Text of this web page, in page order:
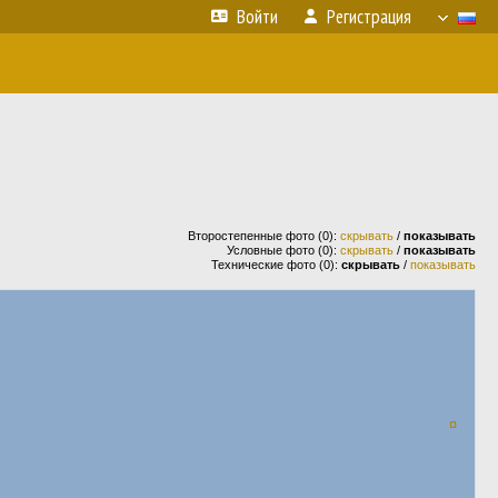
Войти Регистрация
Второстепенные фото (0): скрывать / показывать
Условные фото (0): скрывать / показывать
Технические фото (0): скрывать / показывать
¤